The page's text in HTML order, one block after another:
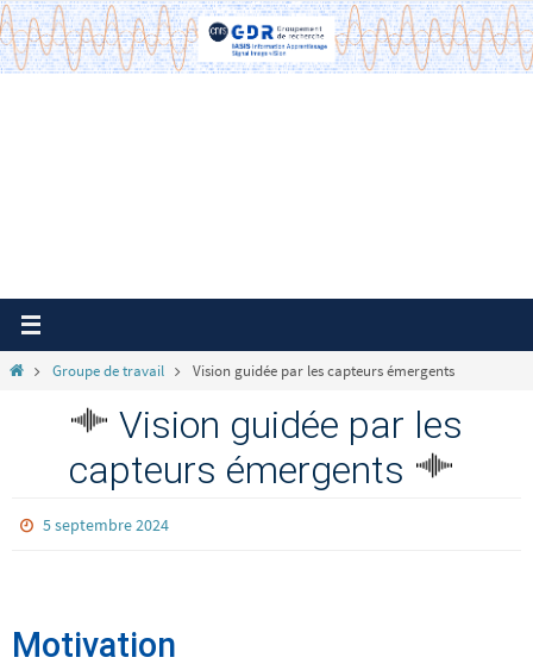
Passer
vers
le
HomeGroupe de travail Vision guidée par les capteurs émergents
Vision guidée par les
capteurs émergents
5 septembre 2024
Motivation